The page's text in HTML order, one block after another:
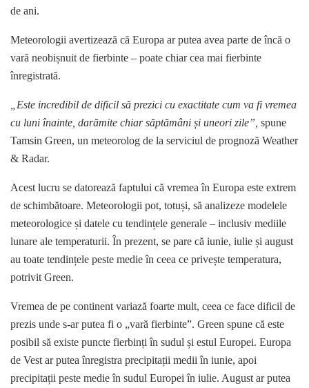
de ani.
Meteorologii avertizează că Europa ar putea avea parte de încă o
vară neobișnuit de fierbinte – poate chiar cea mai fierbinte
înregistrată.
„Este incredibil de dificil să prezici cu exactitate cum va fi vremea
cu luni înainte, darămite chiar săptămâni și uneori zile”, spune
Tamsin Green, un meteorolog de la serviciul de prognoză Weather
& Radar.
Acest lucru se datorează faptului că vremea în Europa este extrem
de schimbătoare. Meteorologii pot, totuși, să analizeze modelele
meteorologice și datele cu tendințele generale – inclusiv mediile
lunare ale temperaturii. În prezent, se pare că iunie, iulie și august
au toate tendințele peste medie în ceea ce privește temperatura,
potrivit Green.
Vremea de pe continent variază foarte mult, ceea ce face dificil de
prezis unde s-ar putea fi o „vară fierbinte”. Green spune că este
posibil să existe puncte fierbinți în sudul și estul Europei. Europa
de Vest ar putea înregistra precipitații medii în iunie, apoi
precipitații peste medie în sudul Europei în iulie. August ar putea